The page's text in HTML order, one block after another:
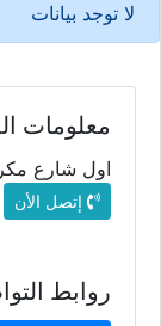
لا توجد بيانات
معلومات
اول شارع
روابط